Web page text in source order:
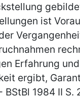
ist
Erfahrung
ergibt,
1984 II S.